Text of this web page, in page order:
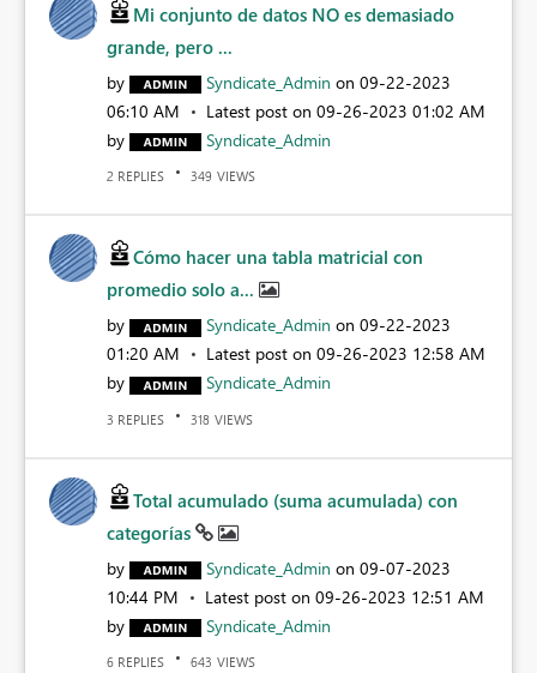
Mi conjunto de datos NO es demasiado
grande, pero ...
by Syndicate_Admin on ‎09-22-2023
06:10 AM
Latest post on ‎09-26-2023 01:02 AM
by
Syndicate_Admin
2 REPLIES 349 VIEWS
Cómo hacer una tabla matricial con
promedio solo a...
by Syndicate_Admin on ‎09-22-2023
01:20 AM
Latest post on ‎09-26-2023 12:58 AM
by
Syndicate_Admin
3 REPLIES 318 VIEWS
Total acumulado (suma acumulada) con
categorías
by Syndicate_Admin on ‎09-07-2023
10:44 PM
Latest post on ‎09-26-2023 12:51 AM
by
Syndicate_Admin
6 REPLIES 643 VIEWS